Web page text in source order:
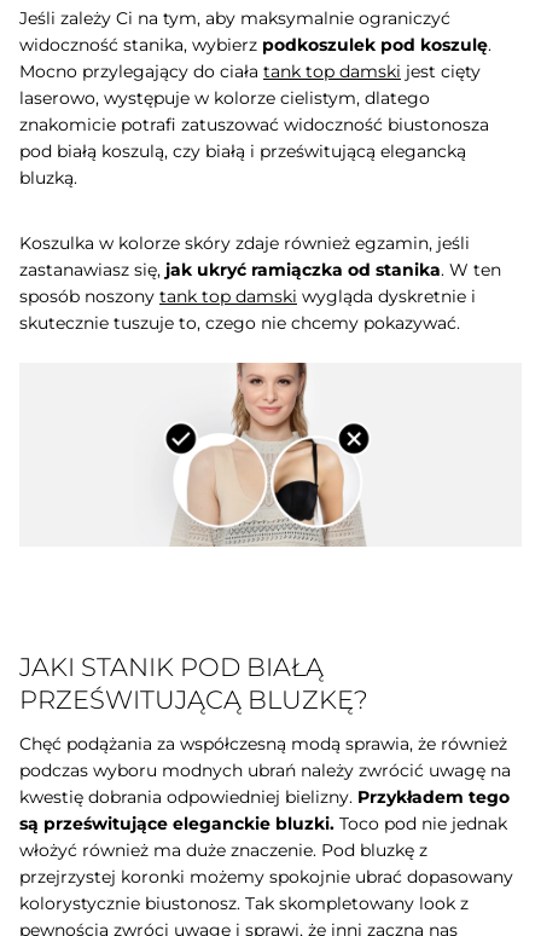
Jeśli zależy Ci na tym, aby maksymalnie ograniczyć
widoczność stanika, wybierz podkoszulek pod koszulę.
Mocno przylegający do ciała tank top damski jest cięty
laserowo, występuje w kolorze cielistym, dlatego
znakomicie potrafi zatuszować widoczność biustonosza
pod białą koszulą, czy białą i prześwitującą elegancką
bluzką.
Koszulka w kolorze skóry zdaje również egzamin, jeśli
zastanawiasz się, jak ukryć ramiączka od stanika. W ten
sposób noszony tank top damski wygląda dyskretnie i
skutecznie tuszuje to, czego nie chcemy pokazywać.
JAKI STANIK POD BIAŁĄ
PRZEŚWITUJĄCĄ BLUZKĘ?
Chęć podążania za współczesną modą sprawia, że również
podczas wyboru modnych ubrań należy zwrócić uwagę na
kwestię dobrania odpowiedniej bielizny. Przykładem tego
są prześwitujące eleganckie bluzki. Toco pod nie jednak
włożyć również ma duże znaczenie. Pod bluzkę z
przejrzystej koronki możemy spokojnie ubrać dopasowany
kolorystycznie biustonosz. Tak skompletowany look z
pewnością zwróci uwagę i sprawi, że inni zaczną nas